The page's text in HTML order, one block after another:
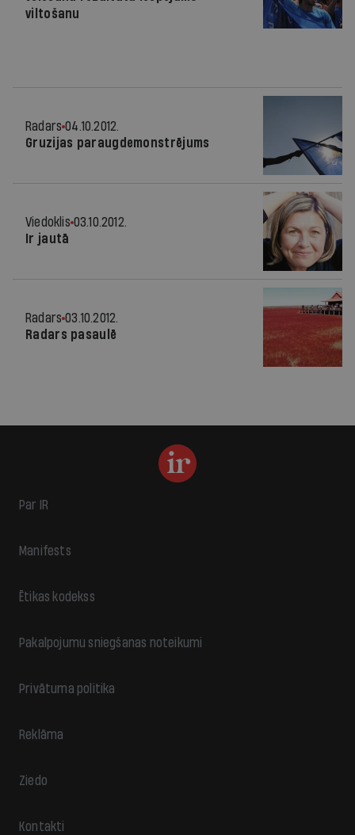
viltošanu
Radars 04.10.2012.
Gruzijas paraugdemonstrējums
Viedoklis 03.10.2012.
Ir jautā
Radars 03.10.2012.
Radars pasaulē
Par IR
Manifests
Ētikas kodekss
Pakalpojumu sniegšanas noteikumi
Privātuma politika
Reklāma
Ziedo
Kontakti